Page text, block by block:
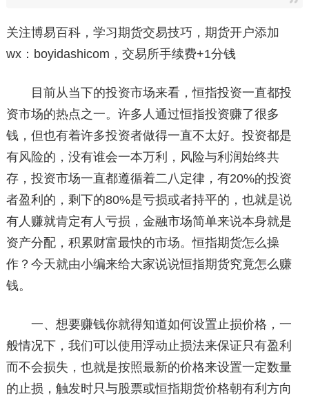
关注博易百科，学习期货交易技巧，期货开户添加
wx：boyidashicom，交易所手续费+1分钱
目前从当下的投资市场来看，恒指投资一直都投
资市场的热点之一。许多人通过恒指投资赚了很多
钱，但也有着许多投资者做得一直不太好。投资都是
有风险的，没有谁会一本万利，风险与利润始终共
存，投资市场一直都遵循着二八定律，有20%的投资
者盈利的，剩下的80%是亏损或者持平的，也就是说
有人赚就肯定有人亏损，金融市场简单来说本身就是
资产分配，积累财富最快的市场。恒指期货怎么操
作？今天就由小编来给大家说说恒指期货究竟怎么赚
钱。
一、想要赚钱你就得知道如何设置止损价格，一
般情况下，我们可以使用浮动止损法来保证只有盈利
而不会损失，也就是按照最新的价格来设置一定数量
的止损，触发时只与股票或恒指期货价格朝有利方向